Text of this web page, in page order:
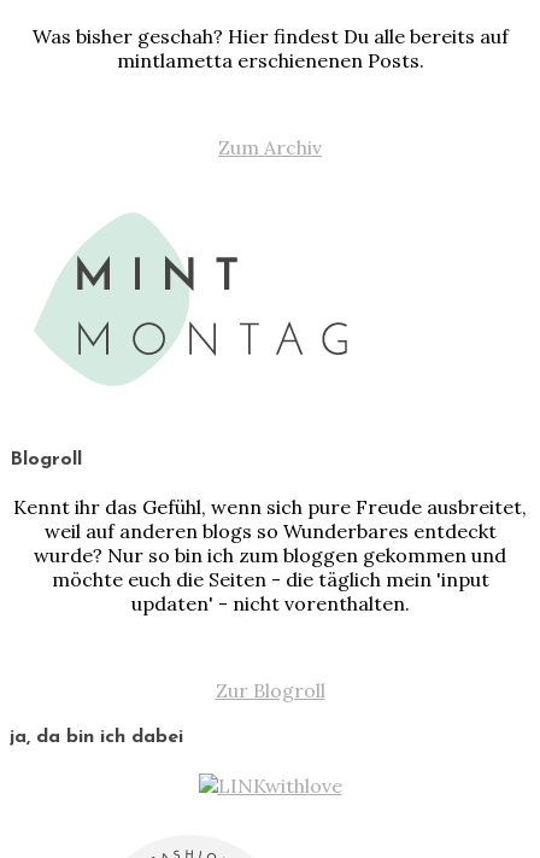
Was bisher geschah? Hier findest Du alle bereits auf
mintlametta erschienenen Posts.
Zum Archiv
Blogroll
Kennt ihr das Gefühl, wenn sich pure Freude ausbreitet,
weil auf anderen blogs so Wunderbares entdeckt
wurde? Nur so bin ich zum bloggen gekommen und
möchte euch die Seiten - die täglich mein 'input
updaten' - nicht vorenthalten.
Zur Blogroll
ja, da bin ich dabei